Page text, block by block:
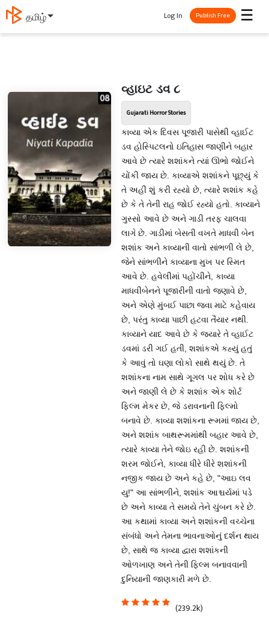
தமிழ் ☰
Log In Publish Free
વ્હાઇટ ડવ ૮
Gujarati Horror Stories
કાવ્યા એક દિવસ પૂજારી પાસેથી વ્હાઈટ
ડવ હોસ્પિટલનો ઇતિહાસ જાણીને બહાર
આવે છે ત્યારે શશાંકને ત્યાં ઊભો જોઈને
ચોંકી જાય છે. કાવ્યાએ શશાંકને પૂછ્યું કે
તે અહીં શું કરી રહ્યો છે, ત્યારે શશાંક કહે
છે કે તે તેની રાહ જોઈ રહ્યો હતો. કાવ્યાને
ગુસ્સો આવે છે અને ગાડી તરફ ચાલવા
લાગે છે. ગાડીમાં બેસતી વખતે માધવી બેન
શશાંક અને કાવ્યાની વાતો સાંભળી લે છે,
જેને સાંભળીને કાવ્યાના મુખ પર સ્મિત
આવે છે. હવેલીમાં પહોંચીને, કાવ્યા
માધવીબેનને પૂજારીની વાતો જણાવે છે,
અને એણે મુંબઈ પાછા જવા માટે કહેવાય
છે, પરંતુ કાવ્યા પાછી હટવા તૈયાર નથી.
કાવ્યાને યાદ આવે છે કે જ્યારે તે વ્હાઈટ
ડવમાં ડરી ગઈ હતી, શશાંકએ કહ્યું હતું
કે આવું તો ઘણા લોકો સાથે થયું છે. તે
શશાંકના નામ સાથે ગૂગલ પર શોધ કરે છે
અને જાણી લે છે કે શશાંક એક શોર્ટ
ફિલ્મ મેકર છે, જે ડરાવનાની ફિલ્મો
બનાવે છે. કાવ્યા શશાંકના રૂમમાં જાય છે,
અને શશાંક બાથરૂમમાંથી બહાર આવે છે,
ત્યારે કાવ્યા તેને જોઇ રહી છે. શશાંકની
શરમ જોઈને, કાવ્યા ધીરે ધીરે શશાંકની
નજીક જાય છે અને કહે છે, "આઇ લવ
યુ!" આ સાંભળીને, શશાંક આશ્ચર્યમાં પડે
છે અને કાવ્યા તે સમયે તેને ચુંબન કરે છે.
આ કથામાં કાવ્યા અને શશાંકની વચ્ચેના
સંબંધો અને તેમના ભાવનાઓનું દર્શન થાય
છે, સાથે જ કાવ્યા દ્વારા શશાંકની
ઓળખાણ અને તેની ફિલ્મ બનાવવાની
દુનિયાની જાણકારી મળે છે.
(239.2k)